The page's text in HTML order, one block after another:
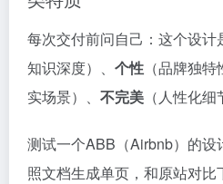
每次交付前问自己：这个设计
知识深度）、 个性 （品牌独特
实场景）、 不完美 （人性化细
测试一个ABB（Airbnb）的
照文档生成单页，和原站对